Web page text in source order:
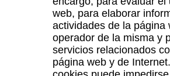
web, para elaborar
actividades de la página
operador de la misma y
servicios relacionados
página web y de